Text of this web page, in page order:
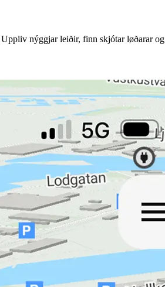
nýggjar leiðir, finn skjótar løðarar